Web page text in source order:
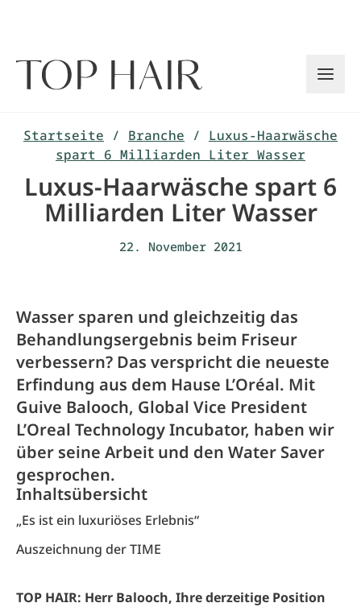
Startseite / Branche / Luxus-Haarwäsche
spart 6 Milliarden Liter Wasser
Luxus-Haarwäsche spart 6
Milliarden Liter Wasser
22. November 2021
Wasser sparen und gleichzeitig das
Behandlungsergebnis beim Friseur
verbessern? Das verspricht die neueste
Erfindung aus dem Hause L’Oréal. Mit
Guive Balooch, Global Vice President
L’Oreal Technology Incubator, haben wir
über seine Arbeit und den Water Saver
gesprochen.
Inhaltsübersicht
„Es ist ein luxuriöses Erlebnis“
Auszeichnung der TIME
TOP HAIR: Herr Balooch, Ihre derzeitige Position